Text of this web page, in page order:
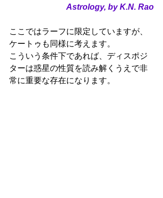
Astrology, by K.N. Rao
ここではラーフに限定していますが、
ケートゥも同様に考えます。
こういう条件下であれば、ディスポジ
ターは惑星の性質を読み解くうえで非
常に重要な存在になります。